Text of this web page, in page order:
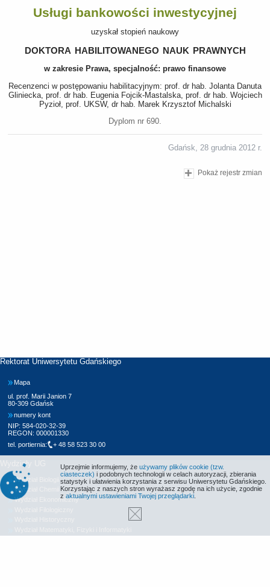
Usługi bankowości inwestycyjnej
uzyskał stopień naukowy
doktora habilitowanego nauk prawnych
w zakresie Prawa, specjalność: prawo finansowe
Recenzenci w postępowaniu habilitacyjnym: prof. dr hab. Jolanta Danuta
Gliniecka, prof. dr hab. Eugenia Fojcik-Mastalska, prof. dr hab. Wojciech
Pyzioł, prof. UKSW, dr hab. Marek Krzysztof Michalski
Dyplom nr 690.
Gdańsk, 28 grudnia 2012 r.
Pokaż rejestr zmian
Rektorat Uniwersytetu Gdańskiego
Mapa
ul. prof. Marii Janion 7
80-309 Gdańsk
numery kont
NIP: 584-020-32-39
REGON: 000001330
tel. portiernia:
+ 48 58 523 30 00
Wydziały UG
Wydział Biologii
Wydział Chemii
Wydział Ekonomiczny
Uprzejmie informujemy, że używamy plików cookie (tzw.
ciasteczek) i podobnych technologii w celach autoryzacji, zbierania
statystyk i ułatwienia korzystania z serwisu Uniwersytetu Gdańskiego.
Korzystając z naszych stron wyrażasz zgodę na ich użycie, zgodnie
z aktualnymi ustawieniami Twojej przeglądarki